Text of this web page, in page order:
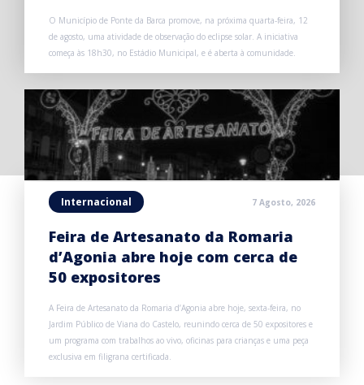
O Município de Ponte da Barca promove, na próxima quarta-feira, 12
de agosto, uma atividade de observação do eclipse solar. A iniciativa
começa às 18h30, no Estádio Municipal, e é aberta à comunidade.
Internacional 7 Agosto, 2026
Feira de Artesanato da Romaria
d’Agonia abre hoje com cerca de
50 expositores
A Feira de Artesanato da Romaria d’Agonia abre hoje, sexta-feira, no
Jardim Público de Viana do Castelo, reunindo cerca de 50 expositores e
um programa com trabalhos ao vivo, oficinas para crianças e uma peça
exclusiva em filigrana certificada.